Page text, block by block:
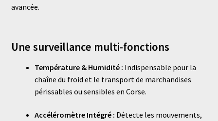
avancée.
Une surveillance multi-fonctions
Température & Humidité : Indispensable pour la
chaîne du froid et le transport de marchandises
périssables ou sensibles en Corse.
Accéléromètre Intégré : Détecte les mouvements,